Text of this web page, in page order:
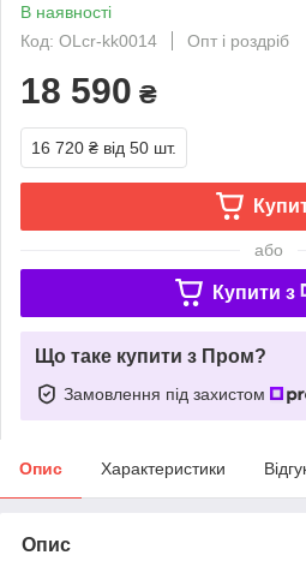
В наявності
Код: OLcr-kk0014
Опт і роздріб
18 590 ₴
16 720 ₴ від 50 шт.
або
Купити з
Що таке купити з Пром?
Замовлення під захистом
Опис Характеристики
Опис